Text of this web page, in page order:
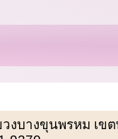
บางขุนพรหม เข